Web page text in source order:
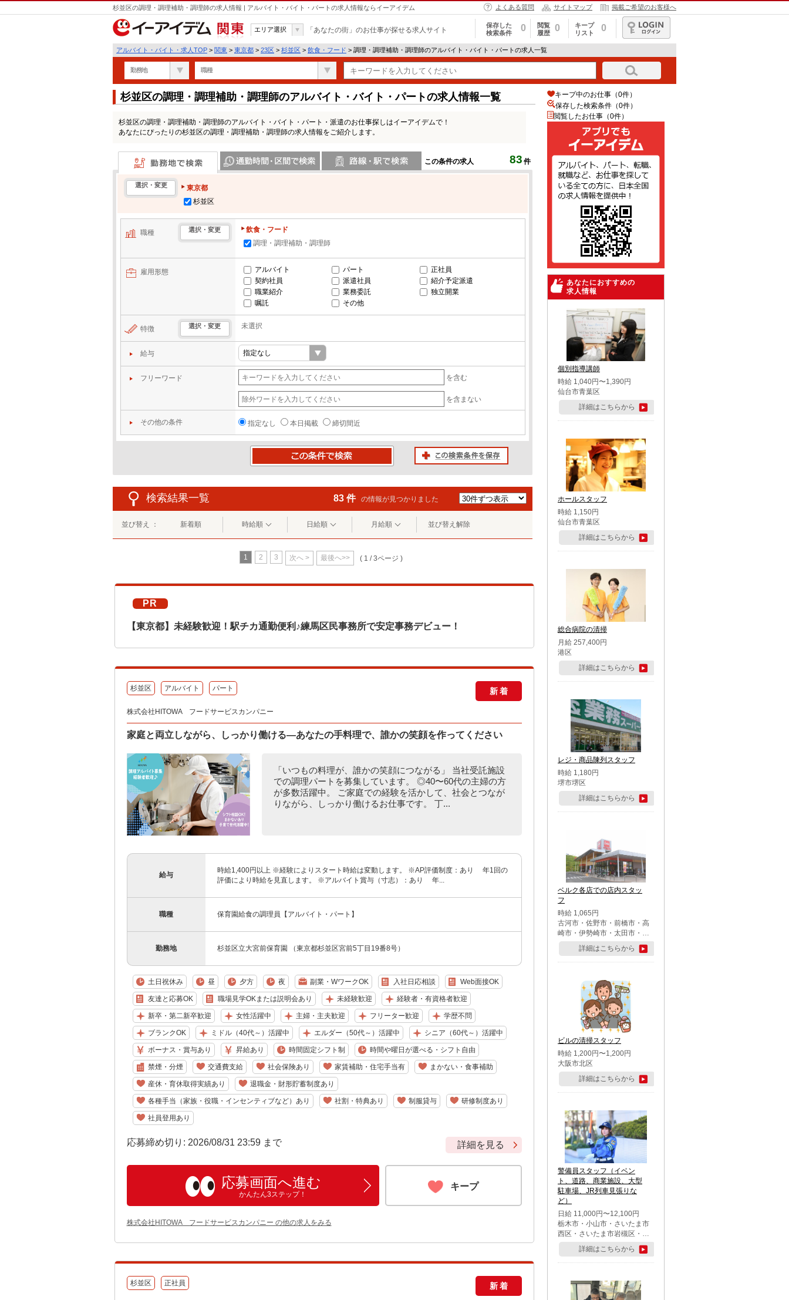
杉並区の調理・調理補助・調理師の求人情報 | アルバイト・バイト・パートの求人情報ならイーアイデム よくある質問 サイトマップ 掲載ご希望のお客様へ
関東
エリア選択 「あなたの街」のお仕事が探せる求人サイト
保存した
検索条件
0
閲覧
履歴
0
キープ
リスト
0
ログイン
アルバイト・バイト・求人TOP > 関東 > 東京都 > 23区 > 杉並区 > 飲食・フード > 調理・調理補助・調理師のアルバイト・バイト・パートの求人一覧
勤務地 職種
杉並区の調理・調理補助・調理師のアルバイト・バイト・パートの求人情報一覧
杉並区の調理・調理補助・調理師のアルバイト・バイト・パート・派遣のお仕事探しはイーアイデムで！
あなたにぴったりの杉並区の調理・調理補助・調理師の求人情報をご紹介します。
この条件の求人 83 件
勤務地で検索
選択・変更
東京都
杉並区
職種 選択・変更
飲食・フード
調理・調理補助・調理師
雇用形態 アルバイト パート
正社員
契約社員
派遣社員
紹介予定派遣
職業紹介
業務委託
独立開業
嘱託
その他
特徴 選択・変更 未選択
給与
フリーワード を含む
を含まない
その他の条件 指定なし 本日掲載 締切間近
検索結果一覧 83 件 の情報が見つかりました
並び替え ： 新着順 時給順 日給順 月給順 並び替え解除
1 2 3 次へ > 最後へ>> ( 1 / 3ページ )
PR
【東京都】未経験歓迎！駅チカ通勤便利♪練馬区民事務所で安定事務デビュー！
杉並区 アルバイト パート 新着
株式会社HITOWA フードサービスカンパニー
家庭と両立しながら、しっかり働ける―あなたの手料理で、誰かの笑顔を作ってください
「いつもの料理が、誰かの笑顔につながる」 当社受託施設
での調理パートを募集しています。 ◎40〜60代の主婦の方
が多数活躍中。 ご家庭での経験を活かして、社会とつなが
りながら、しっかり働けるお仕事です。 丁...
給与
時給1,400円以上 ※経験によりスタート時給は変動します。 ※AP評価制度：あり 年1回の
評価により時給を見直します。 ※アルバイト賞与（寸志）：あり 年...
職種 保育園給食の調理員【アルバイト・パート】
勤務地 杉並区立大宮前保育園 （東京都杉並区宮前5丁目19番8号）
土日祝休み 昼 夕方 夜 副業・WワークOK 入社日応相談 Web面接OK
友達と応募OK 職場見学OKまたは説明会あり 未経験歓迎 経験者・有資格者歓迎
新卒・第二新卒歓迎 女性活躍中 主婦・主夫歓迎 フリーター歓迎 学歴不問
ブランクOK ミドル（40代～）活躍中 エルダー（50代～）活躍中 シニア（60代～）活躍中
ボーナス・賞与あり 昇給あり 時間固定シフト制 時間や曜日が選べる・シフト自由
禁煙・分煙 交通費支給 社会保険あり 家賃補助・住宅手当有 まかない・食事補助
産休・育休取得実績あり 退職金・財形貯蓄制度あり
各種手当（家族・役職・インセンティブなど）あり 社割・特典あり 制服貸与 研修制度あり
社員登用あり
応募締め切り: 2026/08/31 23:59 まで 詳細を見る
応募画面へ進む
かんたん3ステップ！
キープ
株式会社HITOWA フードサービスカンパニー の他の求人をみる
杉並区 正社員 新着
キープ中のお仕事（0件）
保存した検索条件（0件）
閲覧したお仕事（0件）
あなたにおすすめの
求人情報
個別指導講師
時給 1,040円〜1,390円
仙台市青葉区
詳細はこちらから
ホールスタッフ
時給 1,150円
仙台市青葉区
詳細はこちらから
総合病院の清掃
月給 257,400円
港区
詳細はこちらから
レジ・商品陳列スタッフ
時給 1,180円
堺市堺区
詳細はこちらから
ベルク各店での店内スタッ
フ
時給 1,065円
古河市・佐野市・前橋市・高
崎市・伊勢崎市・太田市・館
林市・藤岡市・大泉町・さい
たま市北区・川越市・熊谷
市・行田市・秩父市・所沢
市・鶴ケ島市・千葉市中央
区・市川市・松戸市・習志野
市・柏市・流山市・八千代
市・足立区・江戸川区・八王
子市・町田市
詳細はこちらから
ビルの清掃スタッフ
時給 1,200円〜1,200円
大阪市北区
詳細はこちらから
警備員スタッフ（イベン
ト、道路、商業施設、大型
駐車場、JR列車見張りな
ど）
日給 11,000円〜12,100円
栃木市・小山市・さいたま市
西区・さいたま市岩槻区・久
喜市・蓮田市
詳細はこちらから